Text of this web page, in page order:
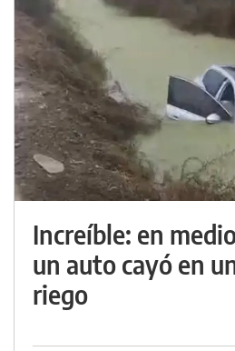
Increíble: en
un auto cayó en
riego